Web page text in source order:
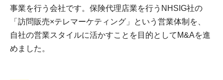
事業を行う会社です。保険代理店業を行うNHSIG社の
「訪問販売×テレマーケティング」という営業体制を、
自社の営業スタイルに活かすことを目的としてM&Aを進
めました。